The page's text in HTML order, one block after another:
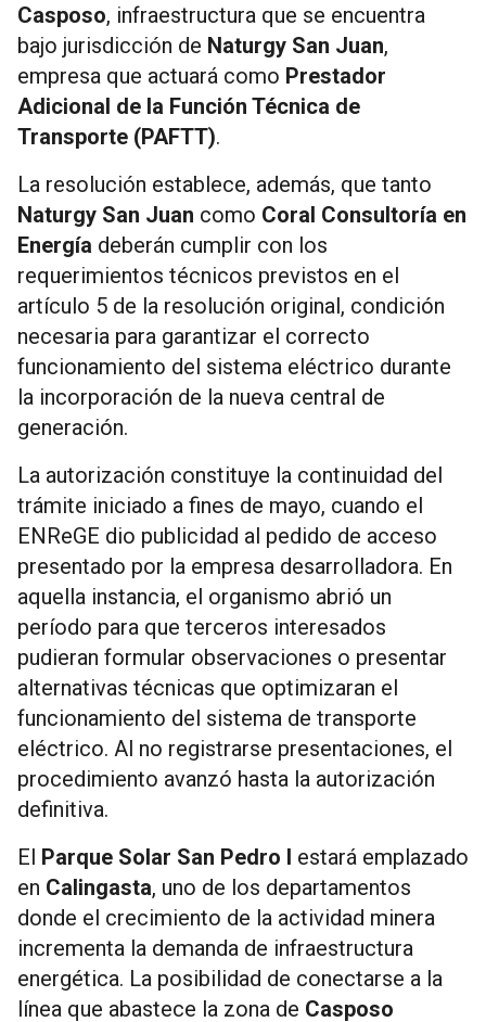
Casposo, infraestructura que se encuentra
bajo jurisdicción de Naturgy San Juan,
empresa que actuará como Prestador
Adicional de la Función Técnica de
Transporte (PAFTT).
La resolución establece, además, que tanto
Naturgy San Juan como Coral Consultoría en
Energía deberán cumplir con los
requerimientos técnicos previstos en el
artículo 5 de la resolución original, condición
necesaria para garantizar el correcto
funcionamiento del sistema eléctrico durante
la incorporación de la nueva central de
generación.
La autorización constituye la continuidad del
trámite iniciado a fines de mayo, cuando el
ENReGE dio publicidad al pedido de acceso
presentado por la empresa desarrolladora. En
aquella instancia, el organismo abrió un
período para que terceros interesados
pudieran formular observaciones o presentar
alternativas técnicas que optimizaran el
funcionamiento del sistema de transporte
eléctrico. Al no registrarse presentaciones, el
procedimiento avanzó hasta la autorización
definitiva.
El Parque Solar San Pedro I estará emplazado
en Calingasta, uno de los departamentos
donde el crecimiento de la actividad minera
incrementa la demanda de infraestructura
energética. La posibilidad de conectarse a la
línea que abastece la zona de Casposo